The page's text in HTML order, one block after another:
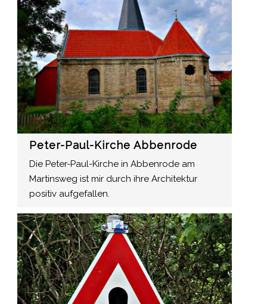
Peter-Paul-Kirche Abbenrode
Die Peter-Paul-Kirche in Abbenrode am
Martinsweg ist mir durch ihre Architektur
positiv aufgefallen.